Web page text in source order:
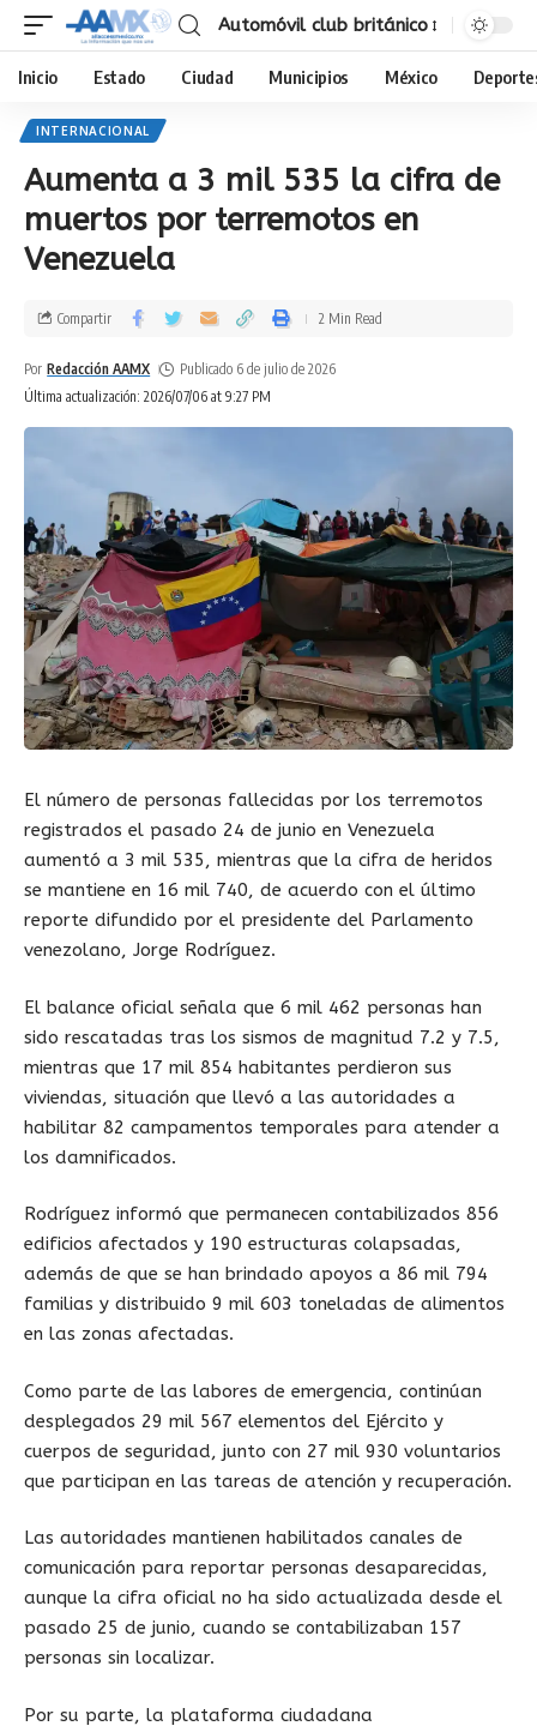
Automóvil club británico
Inicio Estado Ciudad Municipios México
INTERNACIONAL
Aumenta a 3 mil 535 la cifra de
muertos por terremotos en
Venezuela
Última actualización: 2026/07/06 at 9:27 PM
Por Redacción AAMX Publicado 6 de julio de 2026
Compartir 2 Min Read
El número de personas fallecidas por los terremotos
registrados el pasado 24 de junio en Venezuela
aumentó a 3 mil 535, mientras que la cifra de heridos
se mantiene en 16 mil 740, de acuerdo con el último
reporte difundido por el presidente del Parlamento
venezolano, Jorge Rodríguez.
El balance oficial señala que 6 mil 462 personas han
sido rescatadas tras los sismos de magnitud 7.2 y 7.5,
mientras que 17 mil 854 habitantes perdieron sus
viviendas, situación que llevó a las autoridades a
habilitar 82 campamentos temporales para atender a
los damnificados.
Rodríguez informó que permanecen contabilizados 856
edificios afectados y 190 estructuras colapsadas,
además de que se han brindado apoyos a 86 mil 794
familias y distribuido 9 mil 603 toneladas de alimentos
en las zonas afectadas.
Como parte de las labores de emergencia, continúan
desplegados 29 mil 567 elementos del Ejército y
cuerpos de seguridad, junto con 27 mil 930 voluntarios
que participan en las tareas de atención y recuperación.
Las autoridades mantienen habilitados canales de
comunicación para reportar personas desaparecidas,
aunque la cifra oficial no ha sido actualizada desde el
pasado 25 de junio, cuando se contabilizaban 157
personas sin localizar.
Por su parte, la plataforma ciudadana